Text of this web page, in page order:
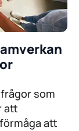
som
att
att